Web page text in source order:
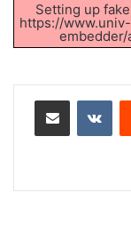
Setting up
https://
مشاركة عبر البريد